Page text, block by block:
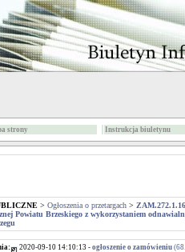
strony Instrukcja biuletynu
> Ogłoszenia o przetargach >
Powiatu Brzeskiego z wykorzystaniem
2020-09-10 14:10:13 - ogłoszenie o zamówieniu